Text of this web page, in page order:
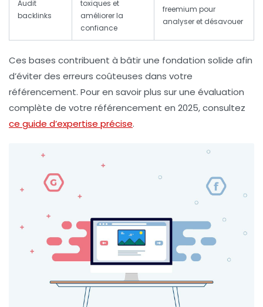
Audit
backlinks
toxiques et
améliorer la
confiance
freemium pour
analyser et désavouer
Ces bases contribuent à bâtir une fondation solide afin
d’éviter des erreurs coûteuses dans votre
référencement. Pour en savoir plus sur une évaluation
complète de votre référencement en 2025, consultez
ce guide d’expertise précise.